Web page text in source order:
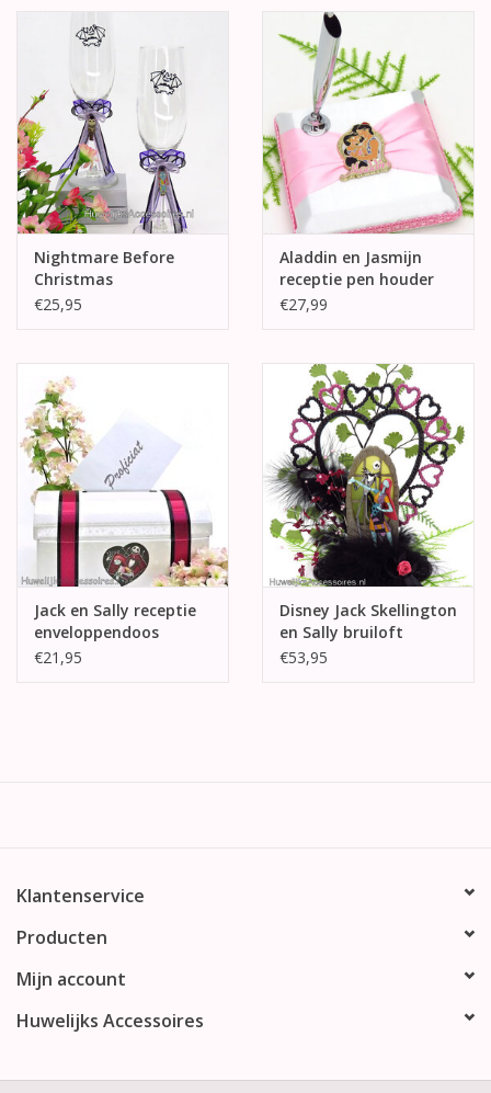
Nightmare Before
Christmas
champagneglazen
€25,95
Aladdin en Jasmijn
receptie pen houder
€27,99
Jack en Sally receptie
enveloppendoos
€21,95
Disney Jack Skellington
en Sally bruiloft
taarttopper
€53,95
Klantenservice
Producten
Mijn account
Huwelijks Accessoires